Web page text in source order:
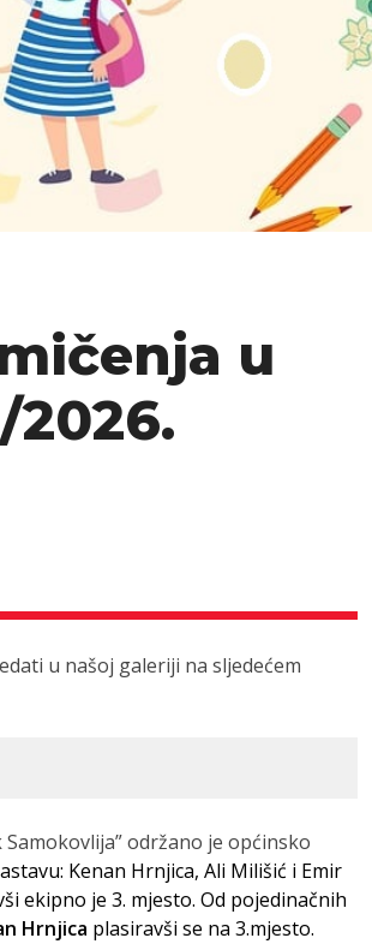
u
u našoj galeriji na sljedećem
Samokovlija” održano je općinsko
Kenan Hrnjica, Ali Milišić i Emir
ekipno je 3. mjesto. Od pojedinačnih
Hrnjica plasiravši se na 3.mjesto.